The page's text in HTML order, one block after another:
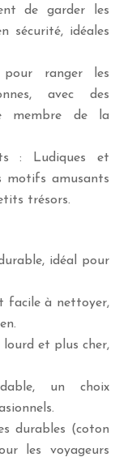
de garder les
sécurité, idéales
pour ranger les
avec des
membre de la
: Ludiques et
motifs amusants
trésors.
idéal pour
facile à nettoyer,
et plus cher,
un choix
durables (coton
les voyageurs